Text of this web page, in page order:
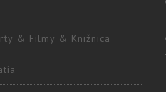
& Filmy & Knižnica